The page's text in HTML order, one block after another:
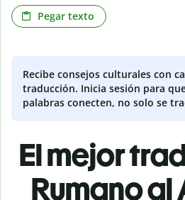
Pegar texto
Recibe consejos culturales con
traducción. Inicia sesión para
palabras conecten, no solo se
El mejor
Rumano al